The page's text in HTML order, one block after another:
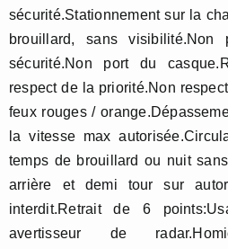
sécurité.Stationnement sur la
brouillard, sans
sécurité.Non port du
respect de la priorité.Non
feux rouges /
la vitesse max
temps de brouillard ou nuit
arrière et demi tour sur
interdit.Retrait de 6
avertisseur de